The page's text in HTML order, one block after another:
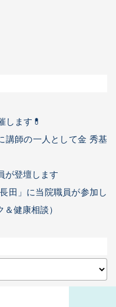
します💊
講師の一人として金 秀基
が登壇します
田」に当院職員が参加し
健康相談）